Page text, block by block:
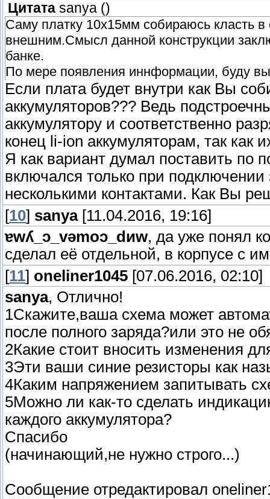
Цитата sanya ()
Саму платку 10х15мм собираюсь класть
внешним.Смысл данной конструкции
банке.
По мере появления иннформации, буду
Если плата будет внутри как Вы
аккумуляторов??? Ведь
аккумулятору и соответственно
конец li-ion аккумуляторам, так как
Я как вариант думал поставить по
включался только при
несколькими контактами. Как Вы
[10] sanya[11.04.2016, 19:16]
ɐwʎ_ɔ_vǝmоɔ_dиw, да уже понял
сделал её отдельной, в корпусе с
[11] oneliner1045 [07.06.2016, 02:10]
sanya, Отлично!
1Скажите,ваша схема может
после полного заряда?или это не
2Какие стоит вносить изменения
3Эти ваши синие резисторы как
4Каким напряжением запитывать
5Можно ли как-то сделать
каждого аккумулятора?
Спасибо
(начинающий,не нужно строго...)
Сообщение отредактировал